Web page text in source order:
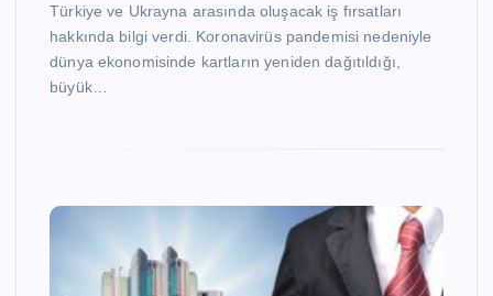
Türkiye ve Ukrayna arasında oluşacak iş fırsatları
hakkında bilgi verdi. Koronavirüs pandemisi nedeniyle
dünya ekonomisinde kartların yeniden dağıtıldığı,
büyük…